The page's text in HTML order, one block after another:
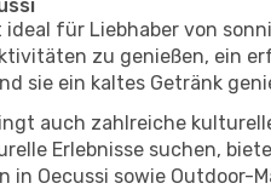
für Liebhaber von
zu genießen, ein
sie ein kaltes Getränk
auch zahlreiche
Erlebnisse suchen,
in Oecussi sowie Outdoor-